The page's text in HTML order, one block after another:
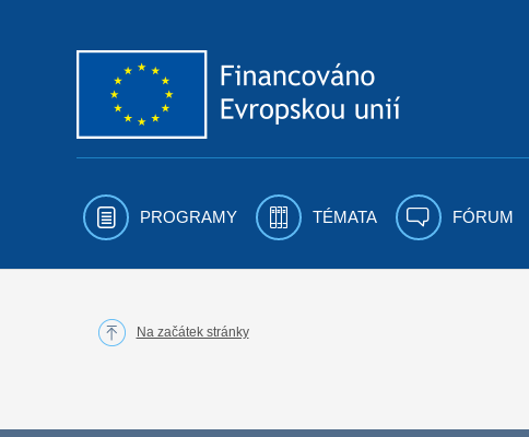
PROGRAMY TÉMATA FÓRUM
Na začátek stránky